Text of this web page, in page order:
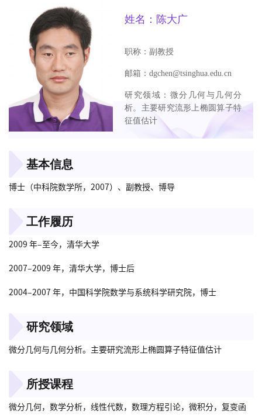
姓名：陈大广
职称：副教授
邮箱：dgchen@tsinghua.edu.cn
研究领域：微分几何与几何分
析。主要研究流形上椭圆算子特
征值估计
基本信息
博士（中科院数学所，2007）、副教授、博导
工作履历
2009 年–至今，清华大学
2007–2009 年，清华大学，博士后
2004–2007 年，中国科学院数学与系统科学研究院，博士
研究领域
微分几何与几何分析。主要研究流形上椭圆算子特征值估计
所授课程
微分几何，数学分析，线性代数，数理方程引论，微积分，复变函